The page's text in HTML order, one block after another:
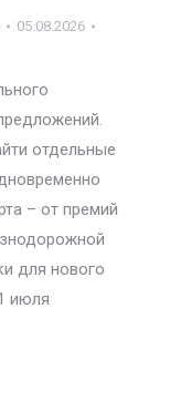
05.08.2026
отдельные
– от премий
для нового
июля